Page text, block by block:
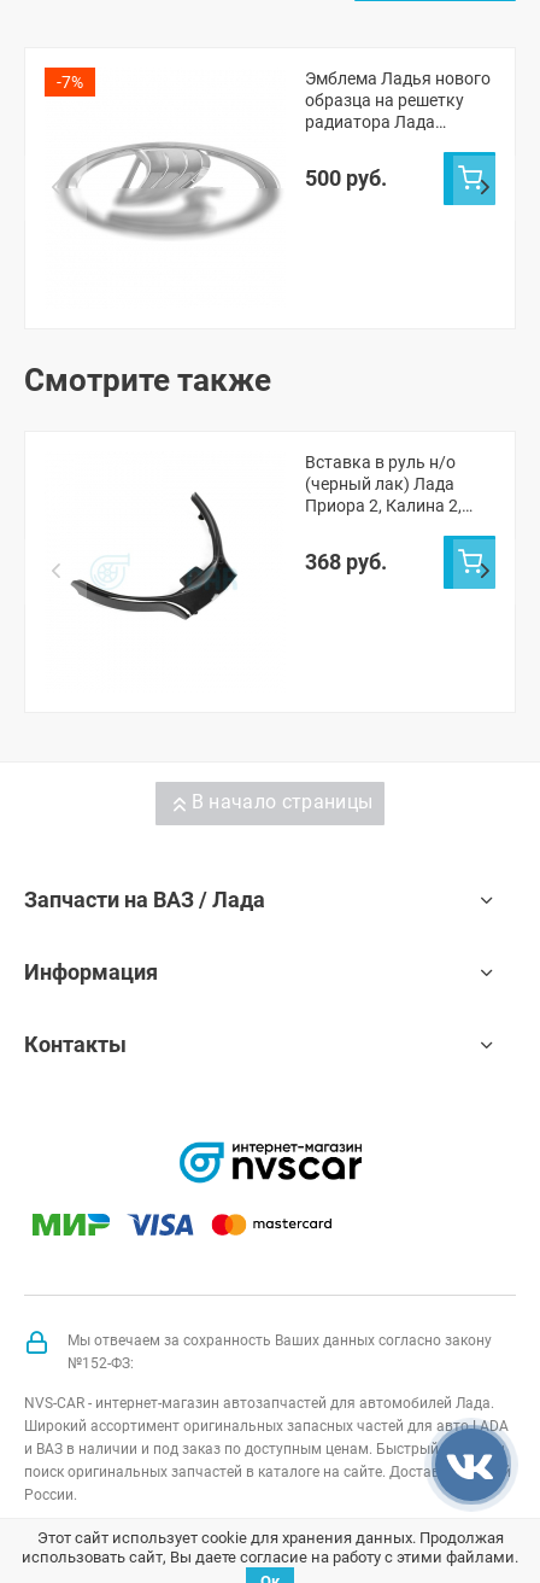
-7%
Эмблема Ладья нового
образца на решетку
радиатора Лада
500 руб.
Смотрите также
Вставка в руль н/о
(черный лак) Лада
Приора 2, Калина 2,
368 руб.
В начало страницы
Запчасти на ВАЗ / Лада
Информация
Контакты
Мы отвечаем за сохранность Ваших данных согласно закону
№152-ФЗ:
NVS-CAR - интернет-магазин автозапчастей для автомобилей Лада.
Широкий ассортимент оригинальных запасных частей для авто LADA
и ВАЗ в наличии и под заказ по доступным ценам. Быстрый подбор и
поиск оригинальных запчастей в каталоге на сайте. Доставка по всей
России.
NVS-CAR© 2014 –2026Все права защищеныкарта сайта;
Договор оферта; Политика конфиденциальности
Этот сайт использует cookie для хранения данных. Продолжая
использовать сайт, Вы даете согласие на работу с этими файлами.